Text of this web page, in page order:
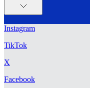
Instagram
TikTok
X
Facebook